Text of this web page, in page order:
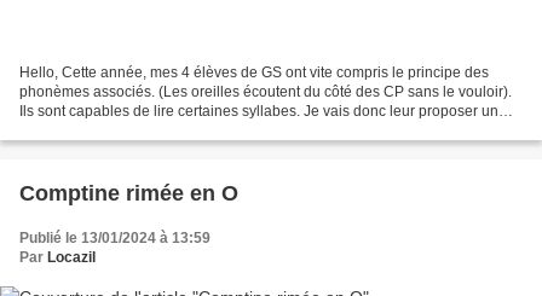
Hello, Cette année, mes 4 élèves de GS ont vite compris le principe des
phonèmes associés. (Les oreilles écoutent du côté des CP sans le vouloir).
Ils sont capables de lire certaines syllabes. Je vais donc leur proposer un
Comptine rimée en O
Publié le 13/01/2024 à 13:59
Par Locazil